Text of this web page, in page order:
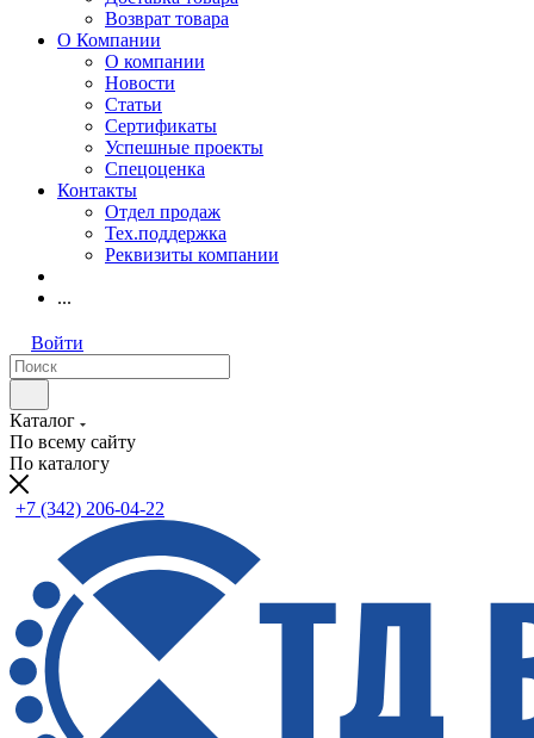
Возврат товара
О Компании
О компании
Новости
Статьи
Сертификаты
Успешные проекты
Спецоценка
Контакты
Отдел продаж
Тех.поддержка
Реквизиты компании
...
Войти
Каталог
По всему сайту
По каталогу
+7 (342) 206-04-22